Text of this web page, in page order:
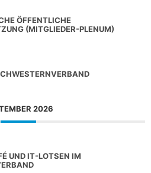
ÖFFENTLICHE
(MITGLIEDER-PLENUM)
2026
UND IT-LOTSEN IM